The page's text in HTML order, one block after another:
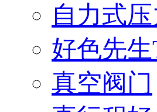
自力式
好色先
真空阀门